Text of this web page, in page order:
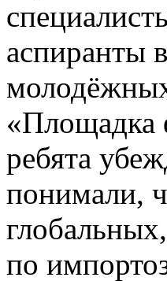
аспиранты
«Площадка
ребята
понимали,
по